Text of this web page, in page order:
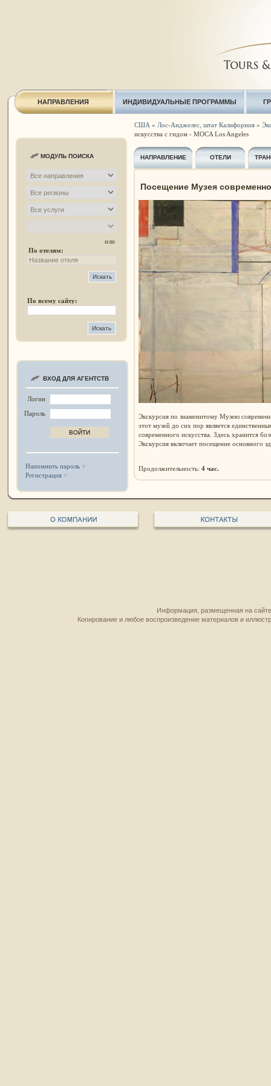
НАПРАВЛЕНИЯ ИНДИВИДУАЛЬНЫЕ ПРОГРАММЫ
МОДУЛЬ ПОИСКА
или
По отелям:
По всему сайту:
ВХОД ДЛЯ АГЕНТСТВ
Логин
Пароль
Напомнить пароль
Регистрация
США » Лос-Анджелес, штат Калифорния»
искусства с гидом - MOCA Los Angeles
НАПРАВЛЕНИЕ ОТЕЛИ
Посещение Музея
Экскурсия по знаменитому Музею
этот музей до сих пор является
современного искусства. Здесь хранится
Экскурсия включает посещение основного
Продолжительность: 4 час.
Информация, размещенная на
Копирование и любое воспроизведение материалов и